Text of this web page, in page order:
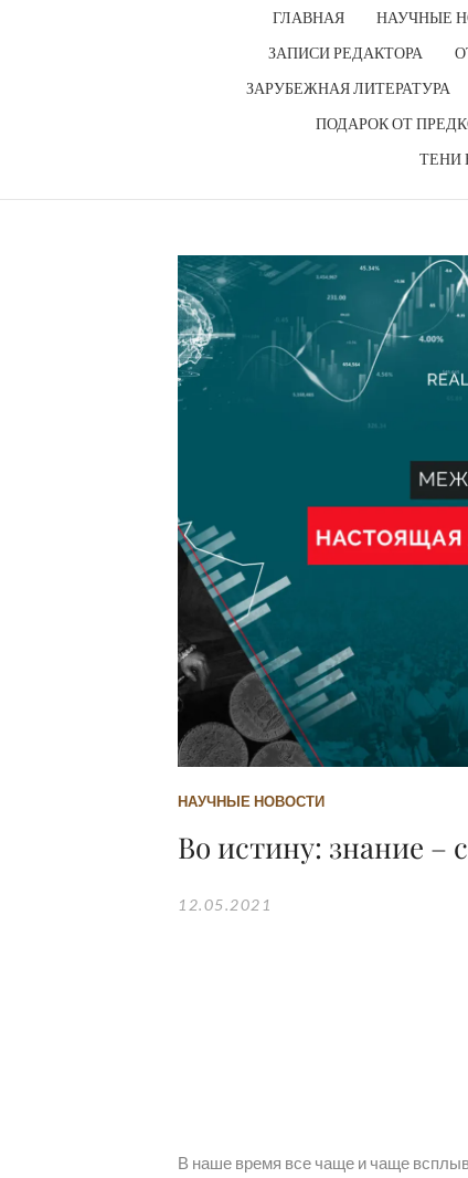
ГЛАВНАЯ НАУЧНЫЕ
ЗАПИСИ РЕДАКТОРА
ЗАРУБЕЖНАЯ ЛИТЕРАТУРА
ПОДАРОК ОТ
ТЕНИ
НАУЧНЫЕ НОВОСТИ
Во истину: знание –
12.05.2021
В наше время все чаще и чаще